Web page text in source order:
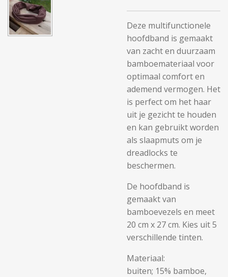
Deze multifunctionele
hoofdband is gemaakt
van zacht en duurzaam
bamboemateriaal voor
optimaal comfort en
ademend vermogen. Het
is perfect om het haar
uit je gezicht te houden
en kan gebruikt worden
als slaapmuts om je
dreadlocks te
beschermen.
De hoofdband is
gemaakt van
bamboevezels en meet
20 cm x 27 cm. Kies uit 5
verschillende tinten.
Materiaal:
buiten; 15% bamboe,